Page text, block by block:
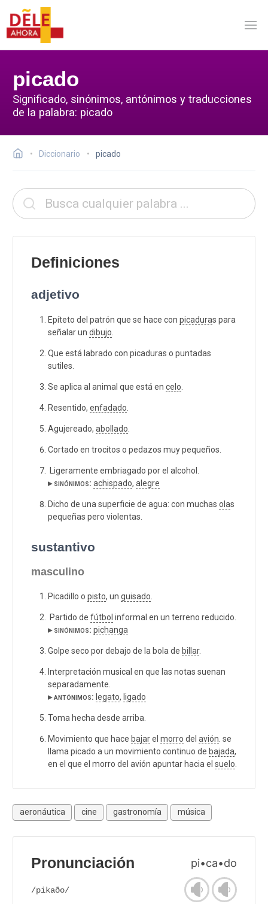
picado
Significado, sinónimos, antónimos y traducciones
de la palabra: picado
Diccionario picado
Definiciones
adjetivo
Epíteto del patrón que se hace con picaduras para
señalar un dibujo
Que está labrado con picaduras o puntadas
sutiles.
Se aplica al animal que está en celo
Resentido, enfadado
Agujereado, abollado
Cortado en trocitos o pedazos muy pequeños.
Ligeramente embriagado por el alcohol.
▸ sinónimos: achispado, alegre
Dicho de una superficie de agua: con muchas olas
pequeñas pero violentas.
sustantivo
masculino
Picadillo o pisto, un guisado
Partido de fútbol informal en un terreno reducido.
▸ sinónimos: pichanga
Golpe seco por debajo de la bola de billar.
Interpretación musical en que las notas suenan
separadamente.
▸ antónimos: legato, ligado
Toma hecha desde arriba.
Movimiento que hace bajarel morro del avión . se
llama picado a un movimiento continuo de bajada,
en el que el morro del avión apuntar hacia el suelo
aeronáutica cine gastronomía música
Pronunciación pi•ca•do
/pikaðo/